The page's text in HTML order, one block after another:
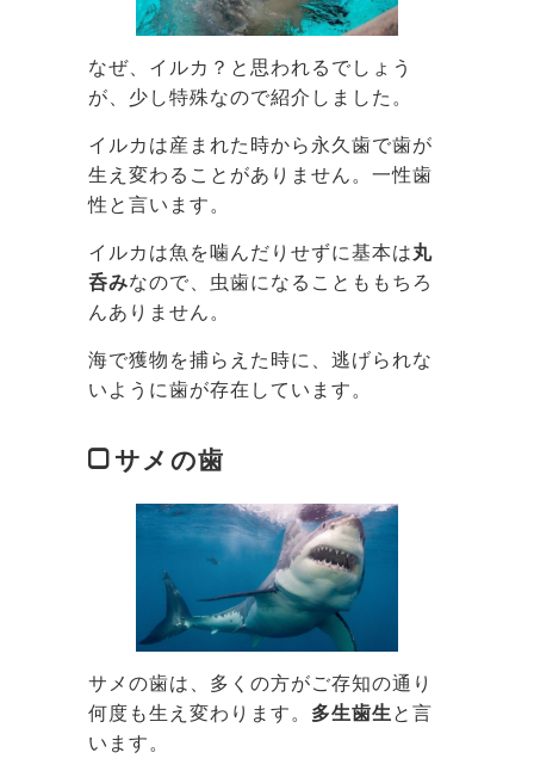
なぜ、イルカ？と思われるでしょう
が、少し特殊なので紹介しました。
イルカは産まれた時から永久歯で歯が
生え変わることがありません。一性歯
性と言います。
イルカは魚を噛んだりせずに基本は丸
呑みなので、虫歯になることももちろ
んありません。
海で獲物を捕らえた時に、逃げられな
いように歯が存在しています。
サメの歯
サメの歯は、多くの方がご存知の通り
何度も生え変わります。 多生歯生 と言
います。